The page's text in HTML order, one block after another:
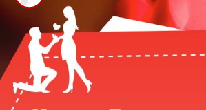
પ્રેમનો એકરાર